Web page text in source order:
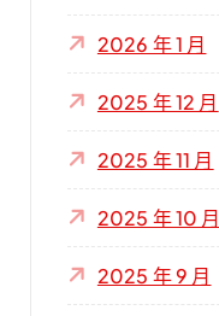
2026 年 1 月
2025 年 12 月
2025 年 11 月
2025 年 10 月
2025 年 9 月